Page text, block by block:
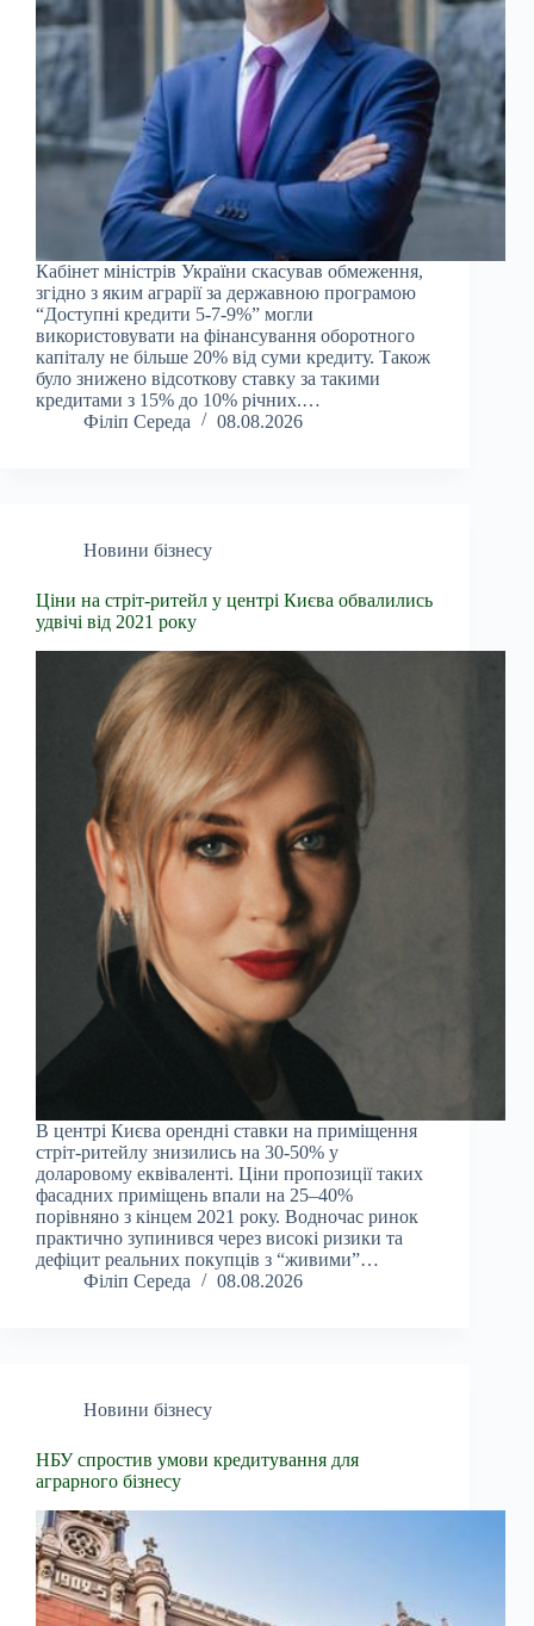
Кабінет міністрів України скасував обмеження,
згідно з яким аграрії за державною програмою
“Доступні кредити 5-7-9%” могли
використовувати на фінансування оборотного
капіталу не більше 20% від суми кредиту. Також
було знижено відсоткову ставку за такими
кредитами з 15% до 10% річних.…
Філіп Середа
08.08.2026
Новини бізнесу
Ціни на стріт-ритейл у центрі Києва обвалились
удвічі від 2021 року
В центрі Києва орендні ставки на приміщення
стріт-ритейлу знизились на 30-50% у
доларовому еквіваленті. Ціни пропозиції таких
фасадних приміщень впали на 25–40%
порівняно з кінцем 2021 року. Водночас ринок
практично зупинився через високі ризики та
дефіцит реальних покупців з “живими”…
Філіп Середа
08.08.2026
Новини бізнесу
НБУ спростив умови кредитування для
аграрного бізнесу